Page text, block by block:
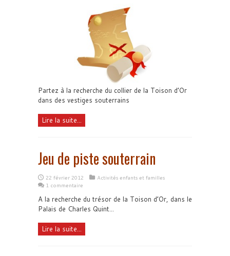
Partez à la recherche du collier de la Toison d’Or
dans des vestiges souterrains
Lire la suite...
Jeu de piste souterrain
22 février 2012
Activités enfants et familles
1 commentaire
A la recherche du trésor de la Toison d’Or, dans le
Palais de Charles Quint...
Lire la suite...